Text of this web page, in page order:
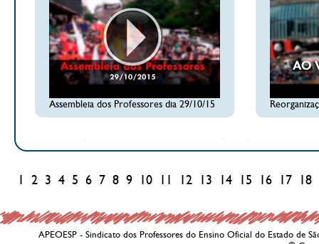
Assembleia dos Professores dia 29/10/15
2 3 4 5 6 7 8 9 10 12 13 14 15 16 17 18
APEOESP - Sindicato dos Professores do Ensino Oficial do Estado de